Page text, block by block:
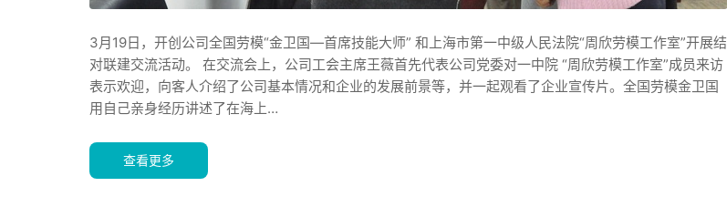
3月19日，开创公司全国劳模“金卫国—首席技能大师” 和上海市第一中级人民法院“周欣劳模工作室”开展结
对联建交流活动。 在交流会上，公司工会主席王薇首先代表公司党委对一中院 “周欣劳模工作室”成员来访
表示欢迎，向客人介绍了公司基本情况和企业的发展前景等，并一起观看了企业宣传片。全国劳模金卫国
用自己亲身经历讲述了在海上…
查看更多